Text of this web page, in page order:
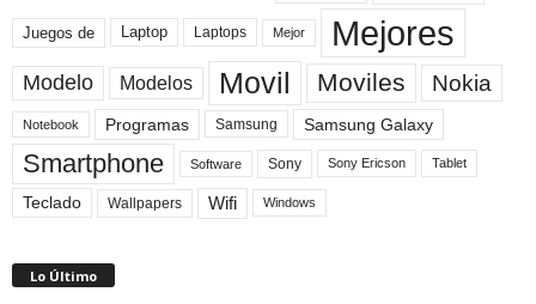
Juegos de Laptop Laptops Mejor Mejores
Modelo Modelos Movil Moviles Nokia
Notebook Programas Samsung Samsung Galaxy
Smartphone Software Sony Sony Ericson Tablet
Teclado Wallpapers Wifi Windows
Lo Último